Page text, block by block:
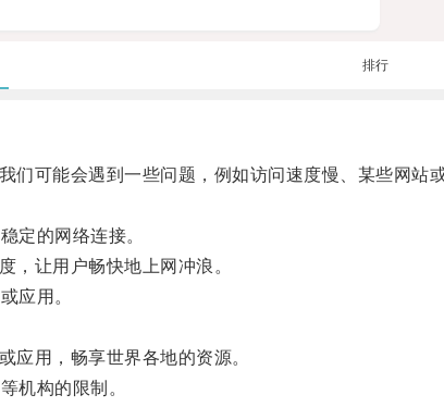
排行
可能会遇到一些问题，例如访问速度慢、某些网站或
定的网络连接。
让用户畅快地上网冲浪。
应用。
用，畅享世界各地的资源。
机构的限制。